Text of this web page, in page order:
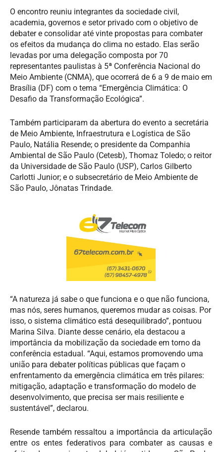
O encontro reuniu integrantes da sociedade civil,
academia, governos e setor privado com o objetivo de
debater e consolidar até vinte propostas para combater
os efeitos da mudança do clima no estado. Elas serão
levadas por uma delegação composta por 70
representantes paulistas à 5ª Conferência Nacional do
Meio Ambiente (CNMA), que ocorrerá de 6 a 9 de maio em
Brasília (DF) com o tema “Emergência Climática: O
Desafio da Transformação Ecológica”.
Também participaram da abertura do evento a secretária
de Meio Ambiente, Infraestrutura e Logística de São
Paulo, Natália Resende; o presidente da Companhia
Ambiental de São Paulo (Cetesb), Thomaz Toledo; o reitor
da Universidade de São Paulo (USP), Carlos Gilberto
Carlotti Junior; e o subsecretário de Meio Ambiente de
São Paulo, Jônatas Trindade.
“A natureza já sabe o que funciona e o que não funciona,
mas nós, seres humanos, queremos mudar as coisas. Por
isso, o sistema climático está desequilibrado”, pontuou
Marina Silva. Diante desse cenário, ela destacou a
importância da mobilização da sociedade em torno da
conferência estadual. “Aqui, estamos promovendo uma
união para debater políticas públicas que façam o
enfrentamento da emergência climática em três pilares:
mitigação, adaptação e transformação do modelo de
desenvolvimento, que precisa ser mais resiliente e
sustentável”, declarou.
Resende também ressaltou a importância da articulação
entre os entes federativos para combater as causas e